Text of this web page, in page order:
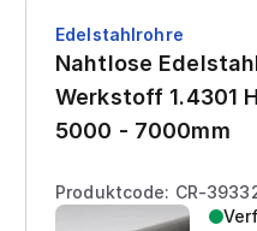
Edelstahlrohre
Nahtlose
Werkstoff 1.4301
5000 - 7000mm
Produktcode: CR-